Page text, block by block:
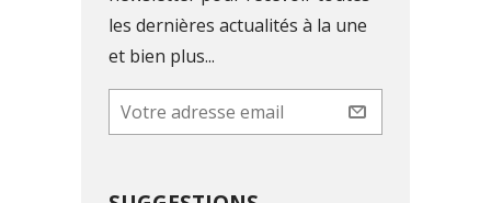
les dernières actualités à la une
et bien plus...